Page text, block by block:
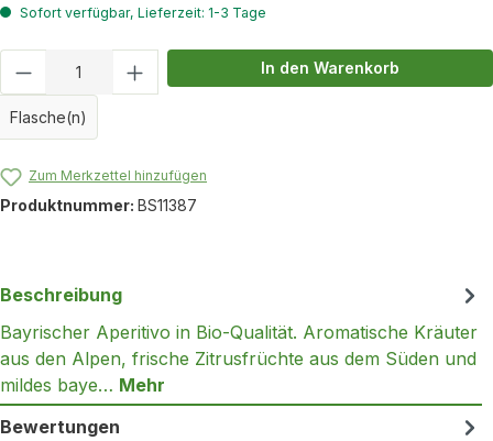
Sofort verfügbar, Lieferzeit: 1-3 Tage
Produkt Anzahl: Gib den gewünschten
Flasche(n)
In den Warenkorb
Zum Merkzettel hinzufügen
Produktnummer: BS11387
Beschreibung
Bayrischer Aperitivo in Bio-Qualität. Aromatische Kräuter
aus den Alpen, frische Zitrusfrüchte aus dem Süden und
mildes baye… Mehr
Bewertungen